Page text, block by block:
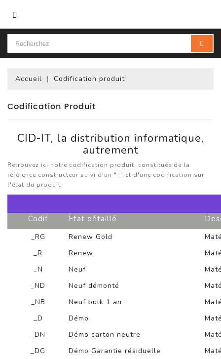
Catégorie
Accueil Codification produit
Codification Produit
CID-IT, la distribution informatique,
autrement
Retrouvez ici notre codification produit, constituée de la
référence constructeur suivi d'un "_" et d'une codification sur
l'état du produit
Codif Etat détaillé
_RG Renew Gold
_R
Renew
_N
Neuf
_ND
Neuf démonté
_NB
Neuf bulk 1 an
_D
Démo
_DN
Démo carton neutre
_DG
Démo Garantie résiduelle